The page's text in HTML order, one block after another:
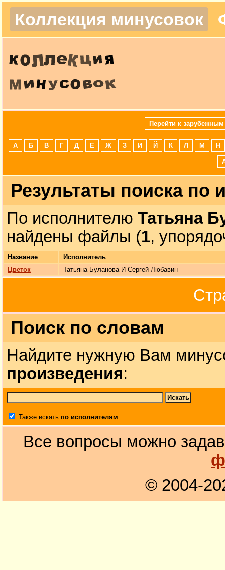
Коллекция минусовок
Перейти к зарубежным
А Б В Г Д Е Ж З И Й К Л М Н
Результаты поиска по
По исполнителю Татьяна
найдены файлы (1,
Название
Исполнитель
Цветок
Татьяна Буланова И Сергей Любавин
Поиск по словам
Найдите нужную Вам
произведения:
Также искать по исполнителям.
Все вопросы можно
© 2004-